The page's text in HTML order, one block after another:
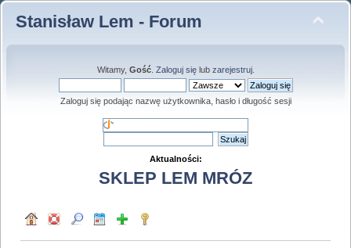
Stanisław Lem - Forum
Witamy, Gość. Zaloguj sięlub zarejestruj.
Zaloguj się podając nazwę użytkownika, hasło i długość sesji
Aktualności:
SKLEP LEM MRÓZ